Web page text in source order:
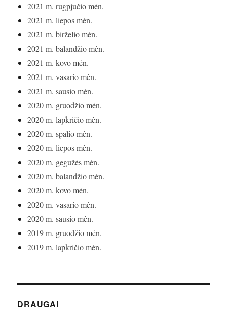
2021 m. rugpjūčio mėn.
2021 m. liepos mėn.
2021 m. birželio mėn.
2021 m. balandžio mėn.
2021 m. kovo mėn.
2021 m. vasario mėn.
2021 m. sausio mėn.
2020 m. gruodžio mėn.
2020 m. lapkričio mėn.
2020 m. spalio mėn.
2020 m. liepos mėn.
2020 m. gegužės mėn.
2020 m. balandžio mėn.
2020 m. kovo mėn.
2020 m. vasario mėn.
2020 m. sausio mėn.
2019 m. gruodžio mėn.
2019 m. lapkričio mėn.
DRAUGAI